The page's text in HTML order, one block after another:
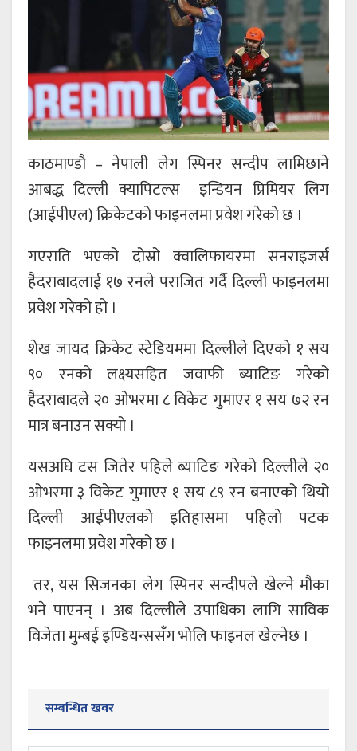
काठमाण्डौ – नेपाली लेग स्पिनर सन्दीप लामिछाने
आबद्ध दिल्ली क्यापिटल्स इन्डियन प्रिमियर लिग
(आईपीएल) क्रिकेटको फाइनलमा प्रवेश गरेको छ ।
गएराति भएको दोस्रो क्वालिफायरमा सनराइजर्स
हैदराबादलाई १७ रनले पराजित गर्दै दिल्ली फाइनलमा
प्रवेश गरेको हो ।
शेख जायद क्रिकेट स्टेडियममा दिल्लीले दिएको १ सय
९० रनको लक्ष्यसहित जवाफी ब्याटिङ गरेको
हैदराबादले २० ओभरमा ८ विकेट गुमाएर १ सय ७२ रन
मात्र बनाउन सक्यो ।
यसअघि टस जितेर पहिले ब्याटिङ गरेको दिल्लीले २०
ओभरमा ३ विकेट गुमाएर १ सय ८९ रन बनाएको थियो
दिल्ली आईपीएलको इतिहासमा पहिलो पटक
फाइनलमा प्रवेश गरेको छ ।
तर, यस सिजनका लेग स्पिनर सन्दीपले खेल्ने मौका
भने पाएनन् । अब दिल्लीले उपाधिका लागि साविक
विजेता मुम्बई इण्डियन्ससँग भोलि फाइनल खेल्नेछ ।
सम्बन्धित खवर